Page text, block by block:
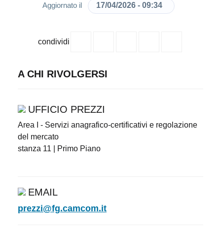
Aggiornato il 17/04/2026 - 09:34
condividi
A CHI RIVOLGERSI
UFFICIO PREZZI
Area I - Servizi anagrafico-certificativi e regolazione
del mercato
stanza 11 | Primo Piano
EMAIL
prezzi@fg.camcom.it